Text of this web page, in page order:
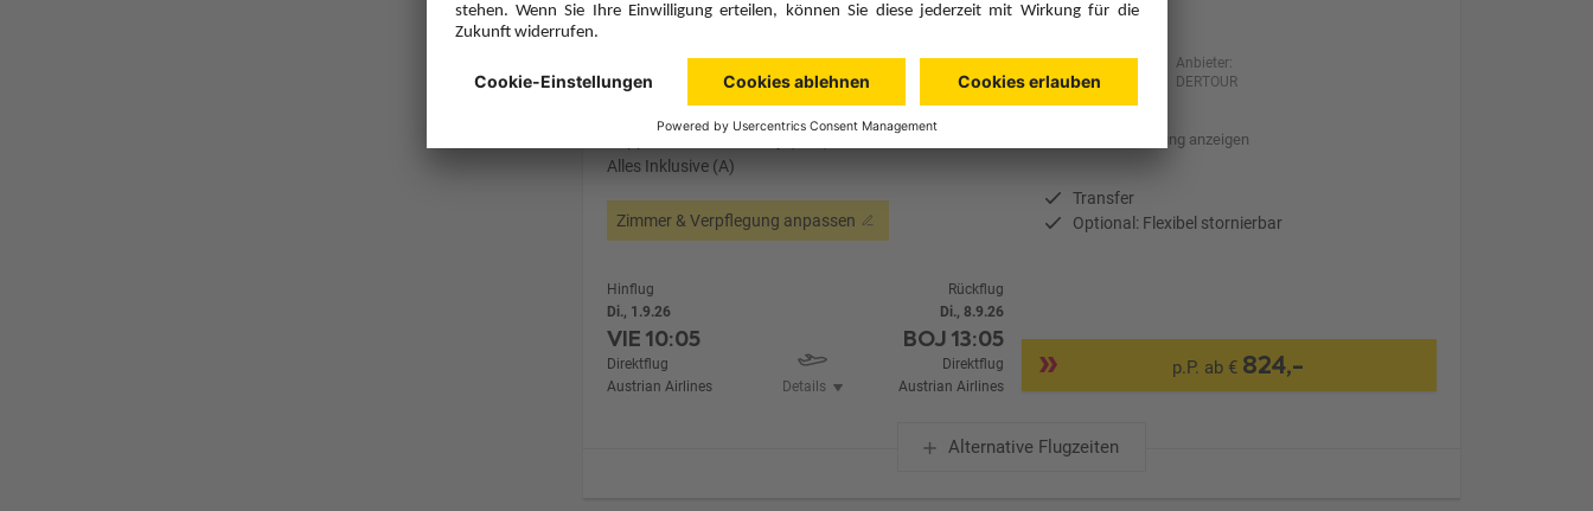
7 Hotelnächte Flug ab Wien (VIE)
Alles Inklusive (A)
Zimmer & Verpflegung anpassen
Anbieter:
DERTOUR
Hotelbeschreibung anzeigen
Transfer
Optional: Flexibel stornierbar
Hinflug
Di., 1.9.26
VIE10:05
Direktflug
Austrian Airlines
Details
Rückflug
Di., 8.9.26
BOJ13:05
Direktflug
Austrian Airlines
p.P. ab € 824,-
Alternative Flugzeiten